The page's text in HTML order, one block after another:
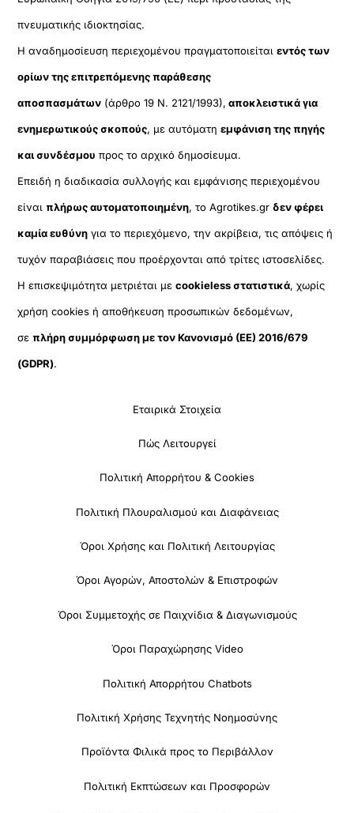
πνευματικής ιδιοκτησίας.
Η αναδημοσίευση περιεχομένου πραγματοποιείταιεντός των
ορίων της επιτρεπόμενης παράθεσης
αποσπασμάτων (άρθρο 19 Ν. 2121/1993), αποκλειστικά για
ενημερωτικούς σκοπούς, με αυτόματηεμφάνιση της πηγής
και συνδέσμου προς το αρχικό δημοσίευμα.
Επειδή η διαδικασία συλλογής και εμφάνισης περιεχομένου
είναιπλήρως αυτοματοποιημένη, το Agrotikes.gr δεν φέρει
καμία ευθύνη για το περιεχόμενο, την ακρίβεια, τις απόψεις ή
τυχόν παραβιάσεις που προέρχονται από τρίτες ιστοσελίδες.
Η επισκεψιμότητα μετριέται μεcookieless στατιστικά, χωρίς
χρήση cookies ή αποθήκευση προσωπικών δεδομένων,
σεπλήρη συμμόρφωση με τον Κανονισμό (ΕΕ) 2016/679
(GDPR).
Εταιρικά Στοιχεία
Πώς Λειτουργεί
Πολιτική Απορρήτου & Cookies
Πολιτική Πλουραλισμού και Διαφάνειας
Όροι Χρήσης και Πολιτική Λειτουργίας
Όροι Αγορών, Αποστολών & Επιστροφών
Όροι Συμμετοχής σε Παιχνίδια & Διαγωνισμούς
Όροι Παραχώρησης Video
Πολιτική Απορρήτου Chatbots
Πολιτική Χρήσης Τεχνητής Νοημοσύνης
Προϊόντα Φιλικά προς το Περιβάλλον
Πολιτική Εκπτώσεων και Προσφορών